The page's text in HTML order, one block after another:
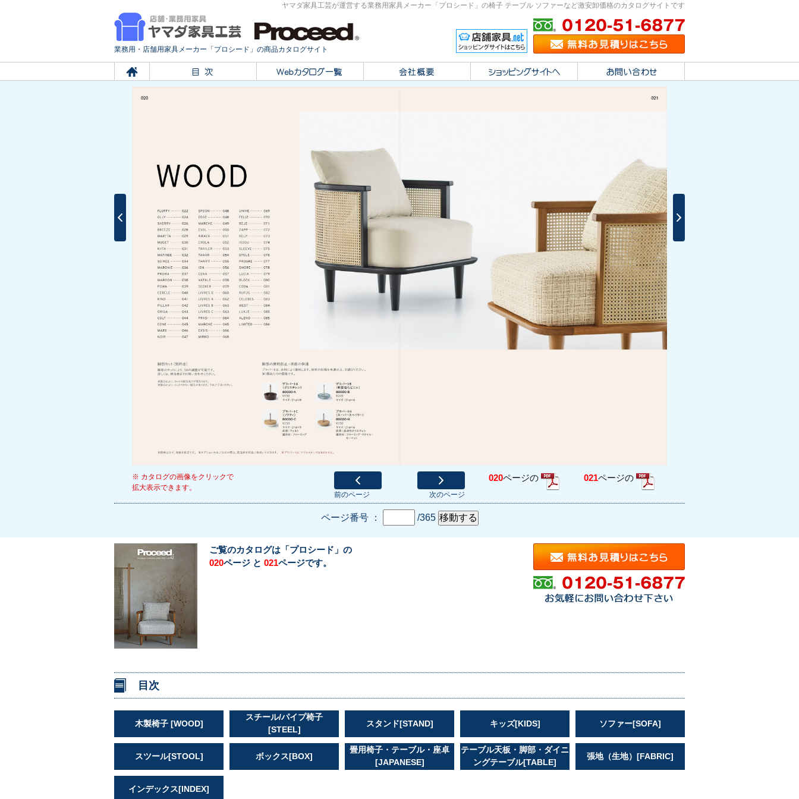
ヤマダ家具工芸が運営する業務用家具メーカー「プロシード」の椅子 テーブル ソファーなど激安卸価格のカタログサイトです
業務用・店舗用家具メーカー「プロシード」の商品カタログサイト
※ カタログの画像をクリックで
拡大表示できます。
前のページ
次のページ
020ページの 021ページの
ページ番号 ： /365
ご覧のカタログは「プロシード」の
020ページ と 021ページです。
目次
木製椅子 [WOOD]
スチール/パイプ椅子
[STEEL]
スタンド[STAND] キッズ[KIDS] ソファー[SOFA]
スツール[STOOL] ボックス[BOX]
畳用椅子・テーブル・座卓
[JAPANESE]
テーブル天板・脚部・ダイニ
ングテーブル[TABLE]
張地（生地）[FABRIC]
インデックス[INDEX]